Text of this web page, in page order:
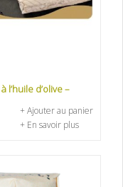
l’huile d’olive –
+ Ajouter au panier
+ En savoir plus